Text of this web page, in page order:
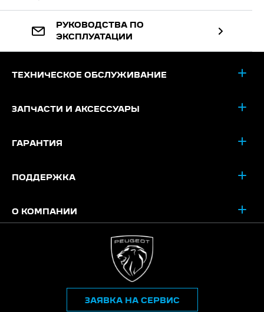
РУКОВОДСТВА ПО
ЭКСПЛУАТАЦИИ
ТЕХНИЧЕСКОЕ ОБСЛУЖИВАНИЕ
ЗАПЧАСТИ И АКСЕССУАРЫ
ГАРАНТИЯ
ПОДДЕРЖКА
О КОМПАНИИ
ЗАЯВКА НА СЕРВИС